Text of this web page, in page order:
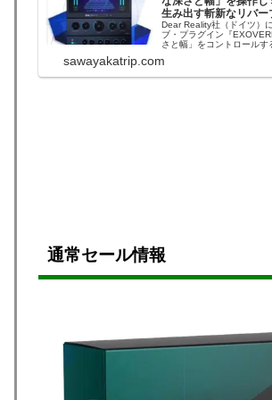
生み出す斬新なリバー
Dear Reality社（ドイツ）
ブ・プラグイン『
さと幅」をコントロールす
グインです。Dear Reality
sawayakatrip.com
通常セール情報